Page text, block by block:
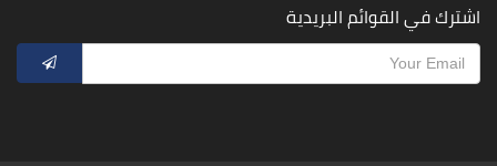
اشترك في القوائم البريدية